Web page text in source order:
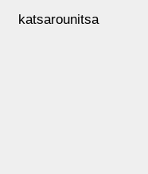
katsarounitsa